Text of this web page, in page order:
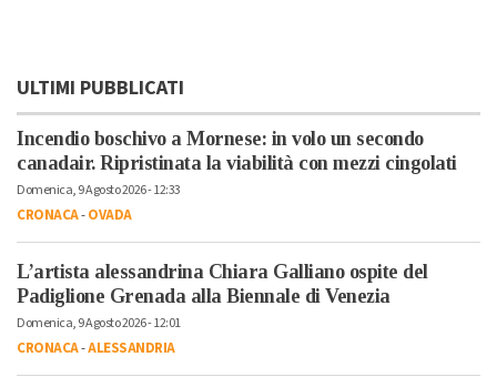
ULTIMI PUBBLICATI
Incendio boschivo a Mornese: in volo un secondo
canadair. Ripristinata la viabilità con mezzi cingolati
Domenica, 9 Agosto 2026 - 12:33
CRONACA-OVADA
L’artista alessandrina Chiara Galliano ospite del
Padiglione Grenada alla Biennale di Venezia
Domenica, 9 Agosto 2026 - 12:01
CRONACA-ALESSANDRIA